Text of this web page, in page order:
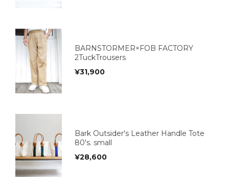
BARNSTORMER×FOB FACTORY
2TuckTrousers
¥31,900
Bark Outsider's Leather Handle Tote
80's. small
¥28,600